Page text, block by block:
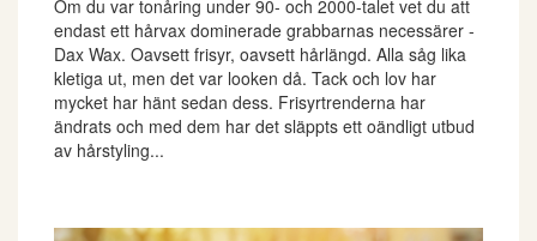
Om du var tonåring under 90- och 2000-talet vet du att
endast ett hårvax dominerade grabbarnas necessärer -
Dax Wax. Oavsett frisyr, oavsett hårlängd. Alla såg lika
kletiga ut, men det var looken då. Tack och lov har
mycket har hänt sedan dess. Frisyrtrenderna har
ändrats och med dem har det släppts ett oändligt utbud
av hårstyling...